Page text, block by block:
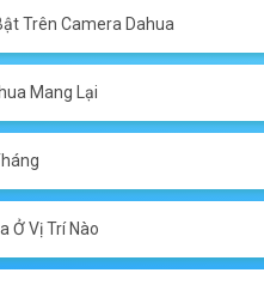
Trên Camera Dahua
Mang Lại
Ở Vị Trí Nào